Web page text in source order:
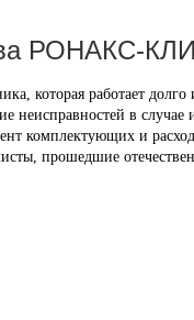
РОНАКС-
которая работает долго
неисправностей в случае
комплектующих и
прошедшие